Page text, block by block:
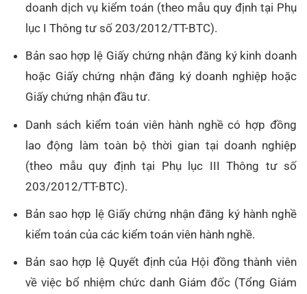
doanh dịch vụ kiểm toán (theo mẫu quy định tại Phụ
lục I Thông tư số 203/2012/TT-BTC).
Bản sao hợp lệ Giấy chứng nhận đăng ký kinh doanh
hoặc Giấy chứng nhận đăng ký doanh nghiệp hoặc
Giấy chứng nhận đầu tư.
Danh sách kiểm toán viên hành nghề có hợp đồng
lao động làm toàn bộ thời gian tại doanh nghiệp
(theo mẫu quy định tại Phụ lục III Thông tư số
203/2012/TT-BTC).
Bản sao hợp lệ Giấy chứng nhận đăng ký hành nghề
kiểm toán của các kiểm toán viên hành nghề.
Bản sao hợp lệ Quyết định của Hội đồng thành viên
về việc bổ nhiệm chức danh Giám đốc (Tổng Giám